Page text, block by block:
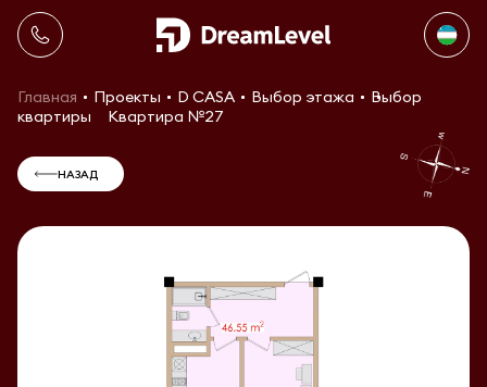
Главная Проекты D CASA Выбор этажа
Выбор
квартиры
Квартира №27
НАЗАД